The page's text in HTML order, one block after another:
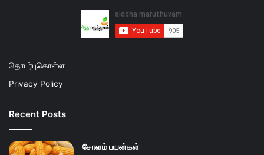
தொடர்புகொள்ள
Privacy Policy
Recent Posts
சோளம் பயன்கள்